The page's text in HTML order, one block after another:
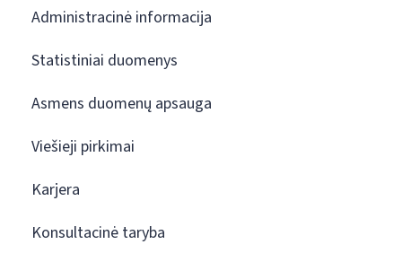
Administracinė informacija
Statistiniai duomenys
Asmens duomenų apsauga
Viešieji pirkimai
Karjera
Konsultacinė taryba